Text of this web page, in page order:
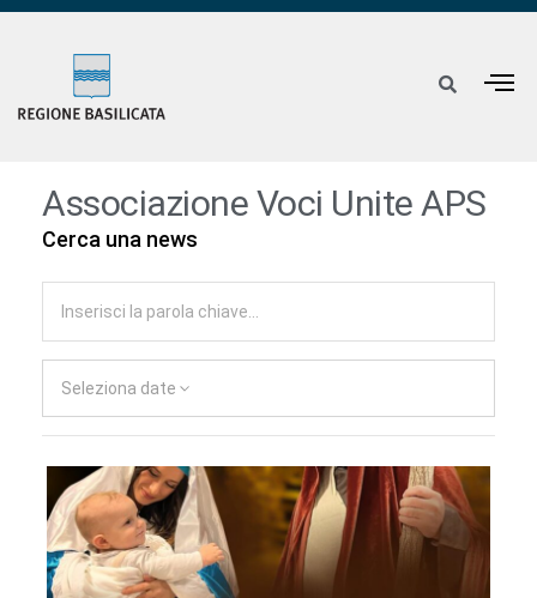
Associazione Voci Unite APS
Cerca una news
Seleziona date